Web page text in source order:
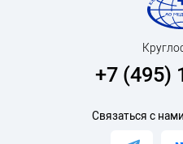
+7 (495)
Связаться с